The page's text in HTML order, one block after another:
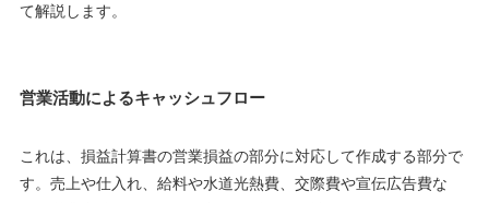
て解説します。
営業活動によるキャッシュフロー
これは、損益計算書の営業損益の部分に対応して作成する部分で
す。売上や仕入れ、給料や水道光熱費、交際費や宣伝広告費な